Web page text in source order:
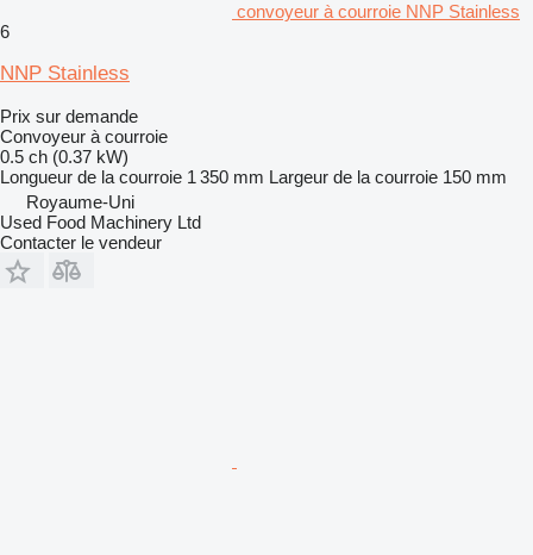
convoyeur à courroie NNP Stainless
6
NNP Stainless
Prix sur demande
Convoyeur à courroie
0.5 ch (0.37 kW)
Longueur de la courroie 1 350 mm Largeur de la courroie 150 mm
Royaume-Uni
Used Food Machinery Ltd
Contacter le vendeur